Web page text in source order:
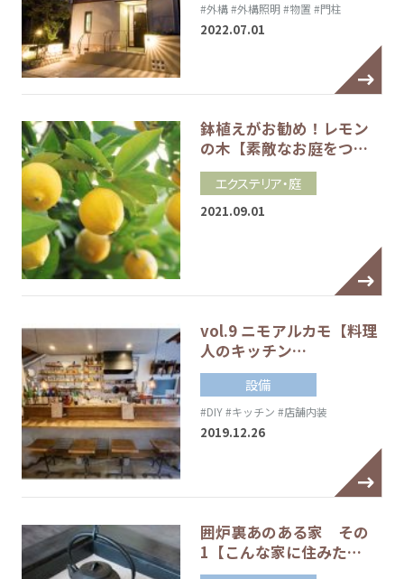
#外構#外構照明 #物置 #門柱
2022.07.01
鉢植えがお勧め！レモン
の木【素敵なお庭をつ…
エクステリア・庭
2021.09.01
vol.9 ニモアルカモ【料理
人のキッチン…
設備
#DIY#キッチン #店舗内装
2019.12.26
囲炉裏あのある家 その
1【こんな家に住みた…